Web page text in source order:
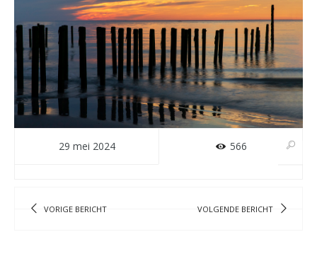
29 mei 2024 566
VORIGE BERICHT VOLGENDE BERICHT